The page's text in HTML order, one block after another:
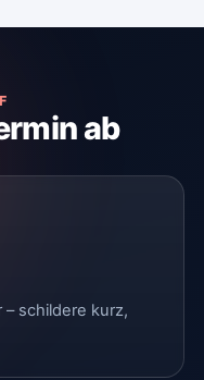
ab
– schildere kurz,